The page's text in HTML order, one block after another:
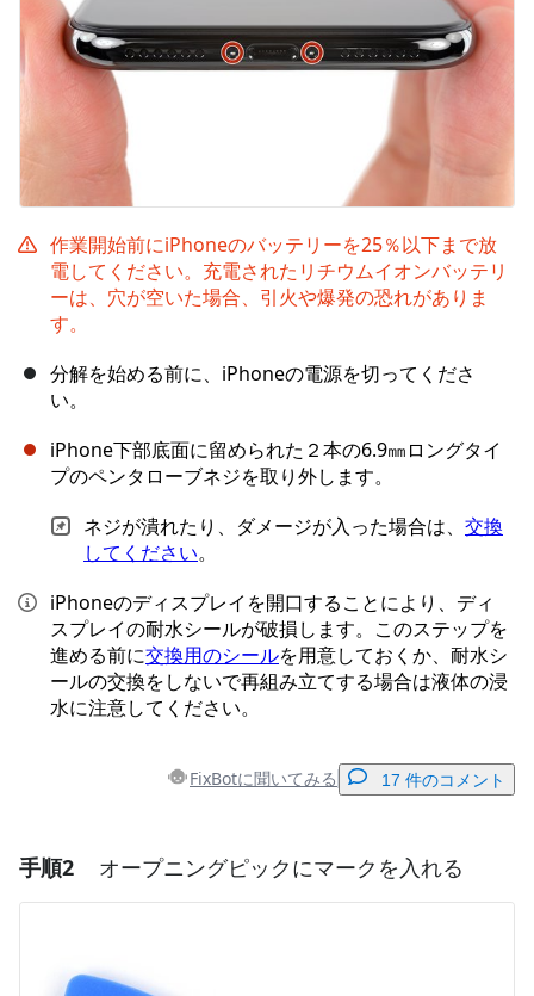
作業開始前にiPhoneのバッテリーを25％以下まで放
電してください。充電されたリチウムイオンバッテリ
ーは、穴が空いた場合、引火や爆発の恐れがありま
す。
分解を始める前に、iPhoneの電源を切ってくださ
い。
iPhone下部底面に留められた２本の6.9㎜ロングタイ
プのペンタローブネジを取り外します。
ネジが潰れたり、ダメージが入った場合は、 交換
してください。
iPhoneのディスプレイを開口することにより、ディ
スプレイの耐水シールが破損します。このステップを
進める前に交換用のシールを用意しておくか、耐水シ
ールの交換をしないで再組み立てする場合は液体の浸
水に注意してください。
FixBotに聞いてみる 17 件のコメント
コメントを追加
手順2 オープニングピックにマークを入れる